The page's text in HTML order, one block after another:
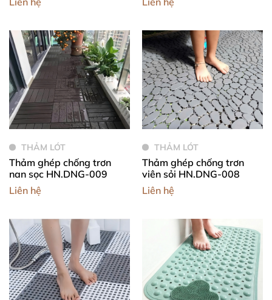
THẢM LÓT
Thảm ghép chống trơn
nan sọc HN.DNG-009
Liên hệ
THẢM LÓT
Thảm ghép chống trơn
viên sỏi HN.DNG-008
Liên hệ